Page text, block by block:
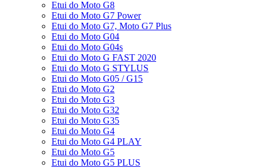
Etui do Moto G8
Etui do Moto G7 Power
Etui do Moto G7, Moto G7 Plus
Etui do Moto G04
Etui do Moto G04s
Etui do Moto G FAST 2020
Etui do Moto G STYLUS
Etui do Moto G05 / G15
Etui do Moto G2
Etui do Moto G3
Etui do Moto G32
Etui do Moto G35
Etui do Moto G4
Etui do Moto G4 PLAY
Etui do Moto G5
Etui do Moto G5 PLUS